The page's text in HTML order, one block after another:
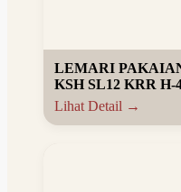
LEMARI
KSH SL12 KRR H-
Lihat Detail →